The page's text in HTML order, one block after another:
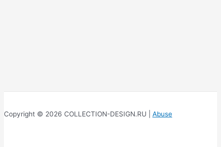
Copyright © 2026 COLLECTION-DESIGN.RU | Abuse